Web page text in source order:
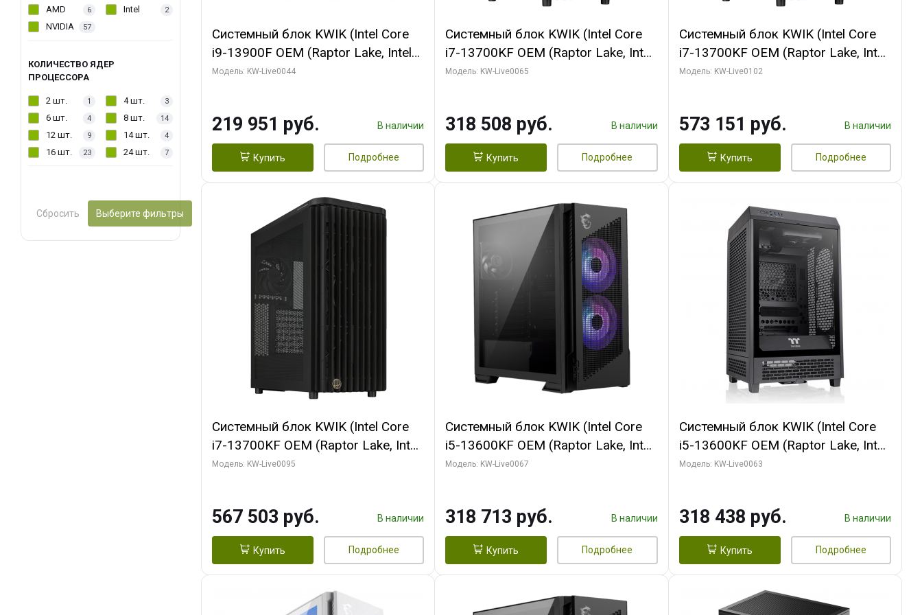
AMD 6 Intel 2
NVIDIA 57
КОЛИЧЕСТВО ЯДЕР
ПРОЦЕССОРА
2 шт. 1 4 шт. 3
6 шт. 4 8 шт. 14
12 шт. 9 14 шт. 4
16 шт. 23 24 шт. 7
Сбросить Выберите фильтры
Системный блок KWIK (Intel Core
i9-13900F OEM (Raptor Lake, Intel
7, Efficient-co/ 32 ГБ ОЗУ (2
HD/ 512 ГБ SSD)
Модель: KW-Live0044
219 951 руб. В наличии
Купить Подробнее
Системный блок KWIK (Intel Core
i7-13700KF OEM (Raptor Lake, Intel
7, C16 8EC/8PC/ 64 ГБ ОЗУ (2
2/ 1 ТБ SSD)
Модель: KW-Live0065
318 508 руб. В наличии
Купить Подробнее
Системный блок KWIK (Intel Core
i7-13700KF OEM (Raptor Lake, Intel
7, C16 8EC/8PC/ 32 ГБ ОЗУ (2
Turbo/ 960 ГБ SSD)
Модель: KW-Live0102
573 151 руб. В наличии
Купить Подробнее
Системный блок KWIK (Intel Core
i7-13700KF OEM (Raptor Lake, Intel
7, C16 8EC/8PC/ 32 ГБ ОЗУ (2
Turbo/ 512 ГБ SSD)
Модель: KW-Live0095
567 503 руб. В наличии
Купить Подробнее
Системный блок KWIK (Intel Core
i5-13600KF OEM (Raptor Lake, Intel
7, C14 8EC/6PC/ 64 ГБ ОЗУ/ Palit
SSD)
Модель: KW-Live0067
318 713 руб. В наличии
Купить Подробнее
Системный блок KWIK (Intel Core
i5-13600KF OEM (Raptor Lake, Intel
7, C14 8EC/6PC/ 64 ГБ ОЗУ/ MSI
SSD)
Модель: KW-Live0063
318 438 руб. В наличии
Купить Подробнее